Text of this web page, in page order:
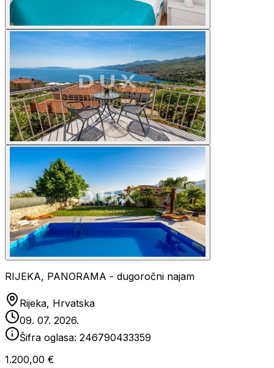
RIJEKA, PANORAMA - dugoročni najam
Rijeka, Hrvatska
09. 07. 2026.
Šifra oglasa: 246790433359
1.200,00 €